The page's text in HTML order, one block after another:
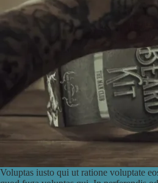
Voluptas iusto qui ut ratione voluptate